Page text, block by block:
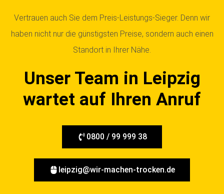
Vertrauen auch Sie dem Preis-Leistungs-Sieger. Denn wir
haben nicht nur die günstigsten Preise, sondern auch einen
Standort in Ihrer Nähe.
Unser Team in Leipzig
wartet auf Ihren Anruf
0800 / 99 999 38
leipzig@wir-machen-trocken.de